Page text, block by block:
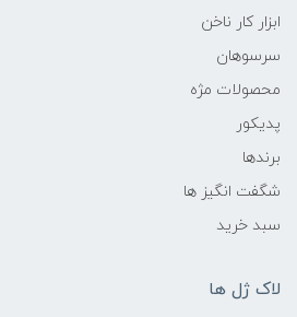
ابزار کار ناخن
سرسوهان
محصولات مژه
پدیکور
برندها
شگفت انگیز ها
سبد خرید
لاک ژل ها